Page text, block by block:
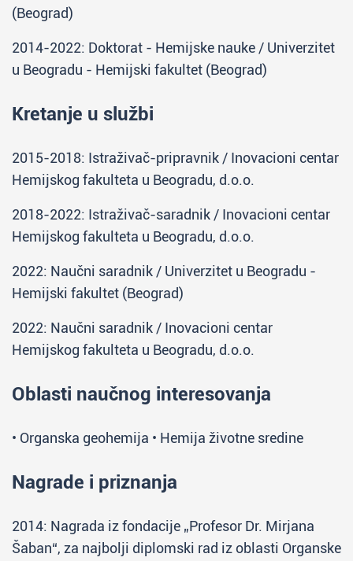
(Beograd)
2014-2022: Doktorat - Hemijske nauke / Univerzitet
u Beogradu - Hemijski fakultet (Beograd)
Kretanje u službi
2015-2018: Istraživač-pripravnik / Inovacioni centar
Hemijskog fakulteta u Beogradu, d.o.o.
2018-2022: Istraživač-saradnik / Inovacioni centar
Hemijskog fakulteta u Beogradu, d.o.o.
2022: Naučni saradnik / Univerzitet u Beogradu -
Hemijski fakultet (Beograd)
2022: Naučni saradnik / Inovacioni centar
Hemijskog fakulteta u Beogradu, d.o.o.
Oblasti naučnog interesovanja
• Organska geohemija • Hemija životne sredine
Nagrade i priznanja
2014: Nagrada iz fondacije „Profesor Dr. Mirjana
Šaban“, za najbolji diplomski rad iz oblasti Organske